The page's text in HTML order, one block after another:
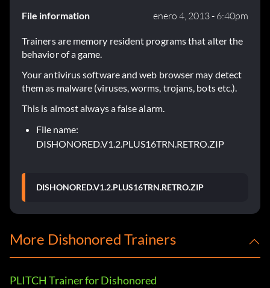
File information enero 4, 2013 - 6:40pm
Trainers are memory resident programs that alter the
behavior of a game.
Your antivirus software and web browser may detect
them as malware (viruses, worms, trojans, bots etc.).
This is almost always a false alarm.
File name:
DISHONORED.V1.2.PLUS16TRN.RETRO.ZIP
DISHONORED.V1.2.PLUS16TRN.RETRO.ZIP
More Dishonored Trainers
PLITCH Trainer for Dishonored